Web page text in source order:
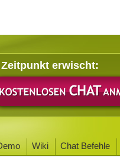
erwischt:
Wiki Chat Befehle